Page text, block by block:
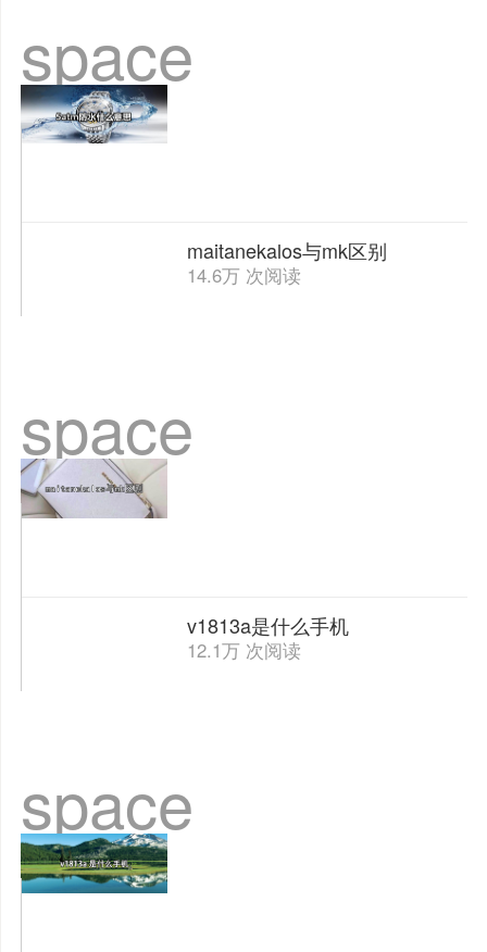
space
space
maitanekalos与mk区别
14.6万 次阅读
space
v1813a是什么手机
12.1万 次阅读